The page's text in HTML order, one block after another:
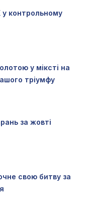
контрольному
у міксті на
тріумфу
за жовті
свою битву за